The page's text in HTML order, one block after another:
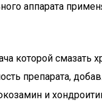
аппарата
которой
препарата,
и